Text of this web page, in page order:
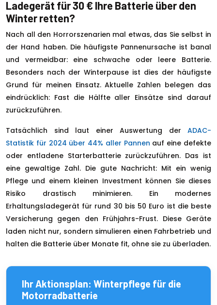
Ladegerät für 30 € Ihre Batterie über den
Winter retten?
Nach all den Horrorszenarien mal etwas, das Sie selbst in
der Hand haben. Die häufigste Pannenursache ist banal
und vermeidbar: eine schwache oder leere Batterie.
Besonders nach der Winterpause ist dies der häufigste
Grund für meinen Einsatz. Aktuelle Zahlen belegen das
eindrücklich: Fast die Hälfte aller Einsätze sind darauf
zurückzuführen.
Tatsächlich sind laut einer Auswertung der ADAC-
Statistik für 2024 über 44% aller Pannen auf eine defekte
oder entladene Starterbatterie zurückzuführen. Das ist
eine gewaltige Zahl. Die gute Nachricht: Mit ein wenig
Pflege und einem kleinen Investment können Sie dieses
Risiko drastisch minimieren. Ein modernes
Erhaltungsladegerät für rund 30 bis 50 Euro ist die beste
Versicherung gegen den Frühjahrs-Frust. Diese Geräte
laden nicht nur, sondern simulieren einen Fahrbetrieb und
halten die Batterie über Monate fit, ohne sie zu überladen.
Ihr Aktionsplan: Winterpflege für die
Motorradbatterie